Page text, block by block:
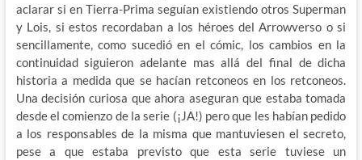
aclarar si en Tierra-Prima seguían existiendo otros Superman
y Lois, si estos recordaban a los héroes del Arrowverso o si
sencillamente, como sucedió en el cómic, los cambios en la
continuidad siguieron adelante mas allá del final de dicha
historia a medida que se hacían retconeos en los retconeos.
Una decisión curiosa que ahora aseguran que estaba tomada
desde el comienzo de la serie (¡JA!) pero que les habían pedido
a los responsables de la misma que mantuviesen el secreto,
pese a que estaba previsto que esta serie tuviese un